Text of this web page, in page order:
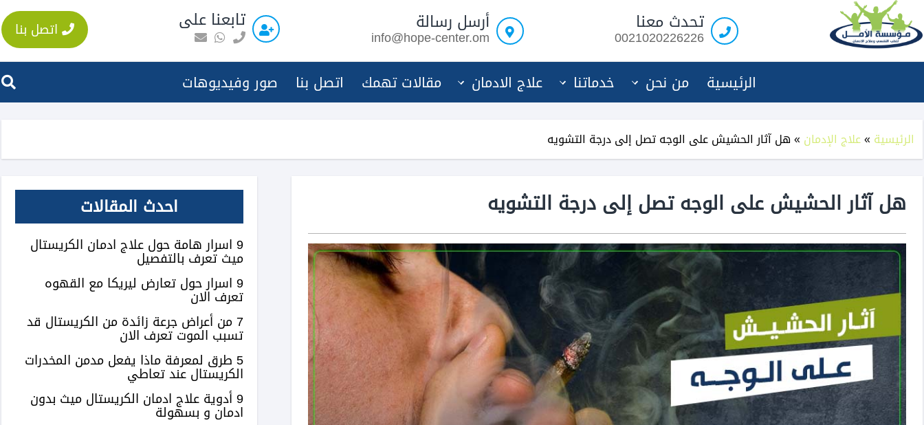
لعلاج
الادمان
تحدث معنا
0021020226226
أرسل رسالة
info@hope-center.om
تابعنا على اتصل بنا
الرئيسية من نحن خدماتنا علاج الادمان مقالات تهمك اتصل بنا صور وفيديوهات
الرئيسية»علاج الإدمان»هل آثار الحشيش على الوجه تصل إلى درجة التشويه
هل آثار الحشيش على الوجه تصل إلى درجة التشويه احدث المقالات
9 اسرار هامة حول علاج ادمان الكريستال
ميث تعرف بالتفصيل
9 اسرار حول تعارض ليريكا مع القهوه
تعرف الان
7 من أعراض جرعة زائدة من الكريستال قد
تسبب الموت تعرف الان
5 طرق لمعرفة ماذا يفعل مدمن المخدرات
الكريستال عند تعاطي
9 أدوية علاج ادمان الكريستال ميث بدون
ادمان و بسهولة